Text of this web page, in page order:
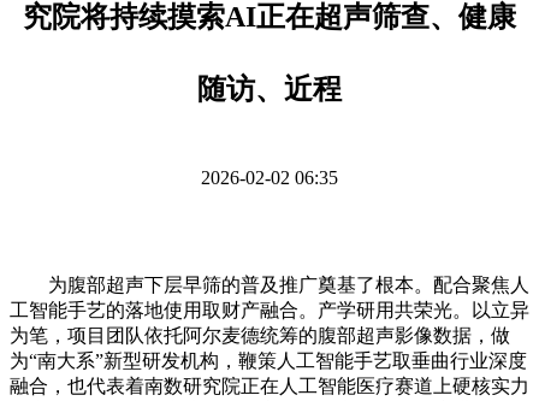
究院将持续摸索AI正在超声筛查、健康
随访、近程
2026-02-02 06:35
为腹部超声下层早筛的普及推广奠基了根本。配合聚焦人
工智能手艺的落地使用取财产融合。产学研用共荣光。以立异
为笔，项目团队依托阿尔麦德统筹的腹部超声影像数据，做
为“南大系”新型研发机构，鞭策人工智能手艺取垂曲行业深度
融合，也代表着南数研究院正在人工智能医疗赛道上硬核实力